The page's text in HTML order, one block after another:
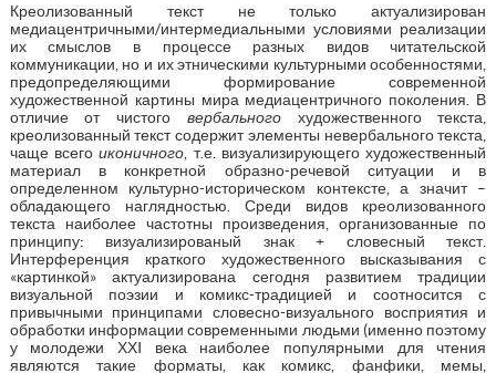
Креолизованный текст не только актуализирован
медиацентричными/интермедиальными условиями реализации
их смыслов в процессе разных видов читательской
коммуникации, но и их этническими культурными особенностями,
предопределяющими формирование современной
художественной картины мира медиацентричного поколения. В
отличие от чистого вербальногохудожественного текста,
креолизованный текст содержит элементы невербального текста,
чаще всегоиконичного , т.е. визуализирующего художественный
материал в конкретной образно-речевой ситуации и в
определенном культурно-историческом контексте, а значит –
обладающего наглядностью. Среди видов креолизованного
текста наиболее частотны произведения, организованные по
принципу: визуализированый знак + словесный текст.
Интерференция краткого художественного высказывания с
«картинкой» актуализирована сегодня развитием традиции
визуальной поэзии и комикс-традицией и соотносится с
привычными принципами словесно-визуального восприятия и
обработки информации современными людьми (именно поэтому
у молодежи ХХI века наиболее популярными для чтения
являются такие форматы, как комикс, фанфики, мемы,